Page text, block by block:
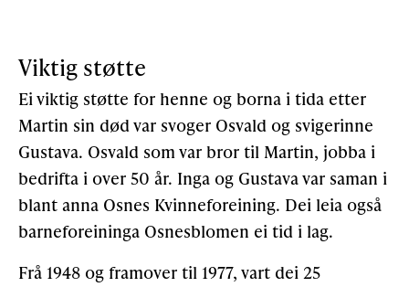
Viktig støtte
Ei viktig støtte for henne og borna i tida etter
Martin sin død var svoger Osvald og svigerinne
Gustava. Osvald som var bror til Martin, jobba i
bedrifta i over 50 år. Inga og Gustava var saman i
blant anna Osnes Kvinneforeining. Dei leia også
barneforeininga Osnesblomen ei tid i lag.
Frå 1948 og framover til 1977, vart dei 25